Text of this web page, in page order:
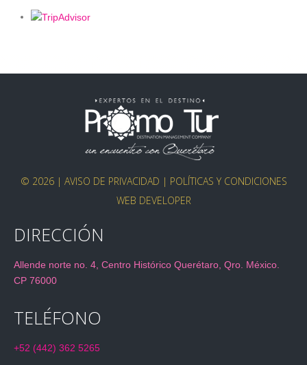
© 2026 | AVISO DE PRIVACIDAD | POLÍTICAS Y CONDICIONES
WEB DEVELOPER
DIRECCIÓN
Allende norte no. 4, Centro Histórico Querétaro, Qro. México.
CP 76000
TELÉFONO
+52 (442) 362 5265